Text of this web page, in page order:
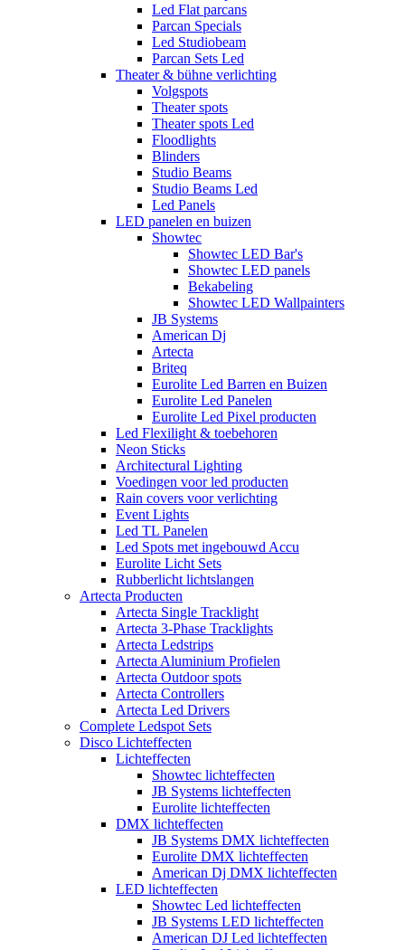
Led Flat parcans
Parcan Specials
Led Studiobeam
Parcan Sets Led
Theater & bühne verlichting
Volgspots
Theater spots
Theater spots Led
Floodlights
Blinders
Studio Beams
Studio Beams Led
Led Panels
LED panelen en buizen
Showtec
Showtec LED Bar's
Showtec LED panels
Bekabeling
Showtec LED Wallpainters
JB Systems
American Dj
Artecta
Briteq
Eurolite Led Barren en Buizen
Eurolite Led Panelen
Eurolite Led Pixel producten
Led Flexilight & toebehoren
Neon Sticks
Architectural Lighting
Voedingen voor led producten
Rain covers voor verlichting
Event Lights
Led TL Panelen
Led Spots met ingebouwd Accu
Eurolite Licht Sets
Rubberlicht lichtslangen
Artecta Producten
Artecta Single Tracklight
Artecta 3-Phase Tracklights
Artecta Ledstrips
Artecta Aluminium Profielen
Artecta Outdoor spots
Artecta Controllers
Artecta Led Drivers
Complete Ledspot Sets
Disco Lichteffecten
Lichteffecten
Showtec lichteffecten
JB Systems lichteffecten
Eurolite lichteffecten
DMX lichteffecten
JB Systems DMX lichteffecten
Eurolite DMX lichteffecten
American Dj DMX lichteffecten
LED lichteffecten
Showtec Led lichteffecten
JB Systems LED lichteffecten
American DJ Led lichteffecten